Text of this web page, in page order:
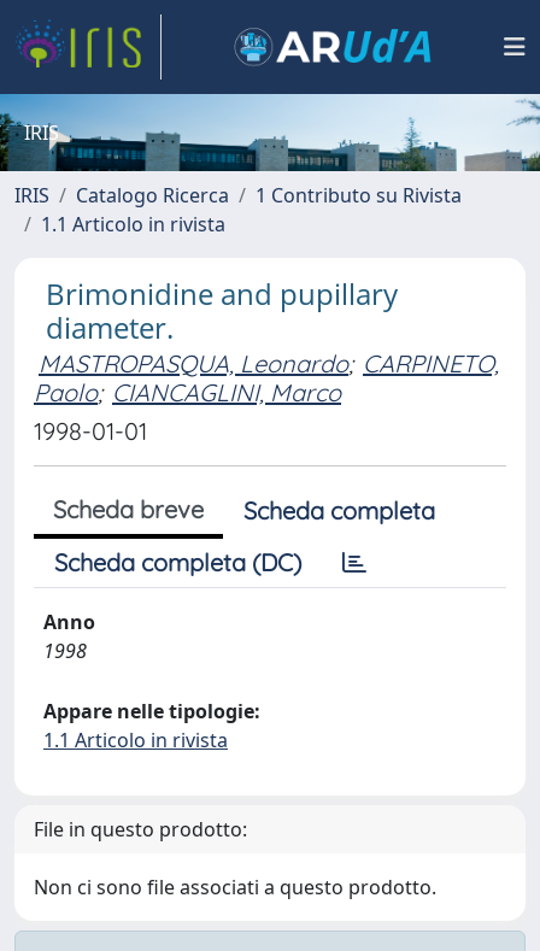
IRIS
IRIS Catalogo Ricerca
1 Contributo su Rivista
1.1 Articolo in rivista
Brimonidine and pupillary
diameter.
MASTROPASQUA, Leonardo; CARPINETO,
Paolo; CIANCAGLINI, Marco
1998-01-01
Scheda breve
Scheda completa
Scheda completa (DC)
Anno
1998
Appare nelle tipologie:
1.1 Articolo in rivista
File in questo prodotto:
Non ci sono file associati a questo prodotto.